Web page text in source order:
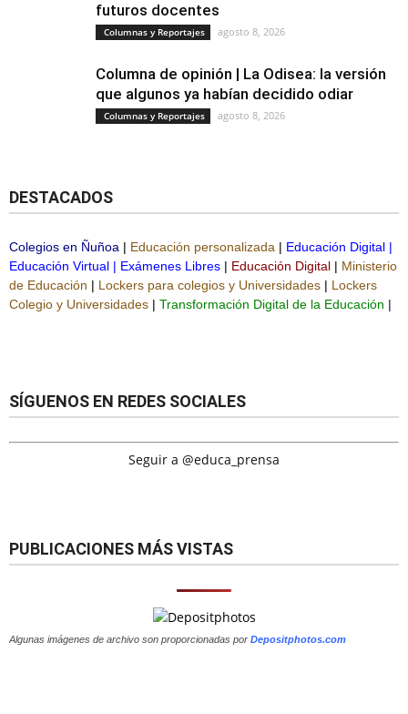
futuros docentes
Columnas y Reportajes agosto 8, 2026
Columna de opinión | La Odisea: la versión
que algunos ya habían decidido odiar
Columnas y Reportajes agosto 8, 2026
DESTACADOS
Colegios en Ñuñoa | Educación personalizada | Educación Digital |
Educación Virtual | Exámenes Libres | Educación Digital | Ministerio
de Educación | Lockers para colegios y Universidades | Lockers
Colegio y Universidades | Transformación Digital de la Educación |
SÍGUENOS EN REDES SOCIALES
Seguir a @educa_prensa
PUBLICACIONES MÁS VISTAS
Algunas imágenes de archivo son proporcionadas por Depositphotos.com